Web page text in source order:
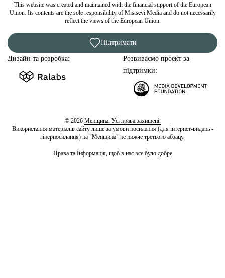
This website was created and maintained with the financial support of the European
Union. Its contents are the sole responsibility of Mistsevi Media and do not necessarily
reflect the views of the European Union.
Підтримати
Дизайн та розробка:
Розвиваємо проект за
підтримки:
© 2026 Менщина. Усі права захищені.
Використання матеріалів сайту лише за умови посилання (для інтернет-видань -
гіперпосилання) на "Менщина" не нижче третього абзацу.
Права та Інформація, щоб в нас все було добре